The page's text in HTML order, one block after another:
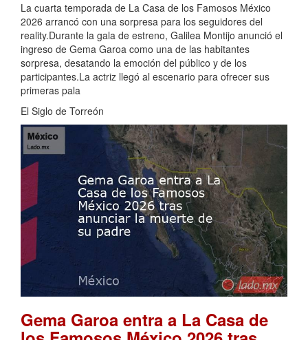
La cuarta temporada de La Casa de los Famosos México
2026 arrancó con una sorpresa para los seguidores del
reality.Durante la gala de estreno, Galilea Montijo anunció el
ingreso de Gema Garoa como una de las habitantes
sorpresa, desatando la emoción del público y de los
participantes.La actriz llegó al escenario para ofrecer sus
primeras pala
El Siglo de Torreón
Gema Garoa entra a La Casa de